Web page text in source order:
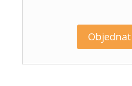
Objednat